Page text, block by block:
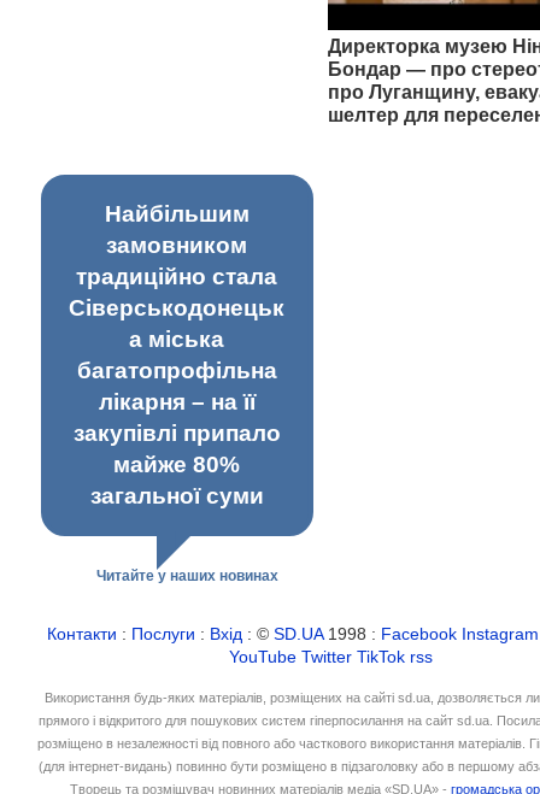
Директорка музею
Бондар — про
про Луганщину,
шелтер для
Найбільшим
замовником
традиційно стала
Сіверськодонецьк
а міська
багатопрофільна
лікарня – на її
закупівлі припало
майже 80%
загальної суми
Читайте у наших новинах
Контакти : Послуги : Вхід : ©SD.UA1998 : Facebook Instagram
YouTube Twitter TikTok rss
Використання будь-яких матеріалів, розміщених на сайті sd.ua, дозволяється
прямого і відкритого для пошукових систем гіперпосилання на сайт sd.ua.
розміщено в незалежності від повного або часткового використання матеріалів.
(для інтернет-видань) повинно бути розміщено в підзаголовку або в першому
Творець та розміщувач новинних матеріалів медіа «SD.UA» -громадська